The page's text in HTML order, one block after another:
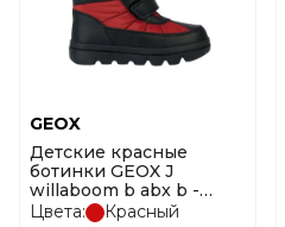
GEOX
Детские красные
ботинки GEOX J
willaboom b abx b -
nylon+ge размер 34
Цвета:
Красный